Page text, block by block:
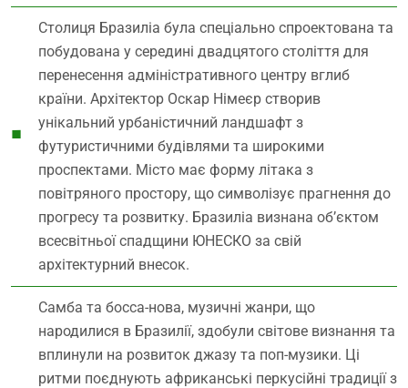
Столиця Бразиліа була спеціально спроектована та
побудована у середині двадцятого століття для
перенесення адміністративного центру вглиб
країни. Архітектор Оскар Німеєр створив
унікальний урбаністичний ландшафт з
футуристичними будівлями та широкими
проспектами. Місто має форму літака з
повітряного простору, що символізує прагнення до
прогресу та розвитку. Бразиліа визнана об’єктом
всесвітньої спадщини ЮНЕСКО за свій
архітектурний внесок.
Самба та босса-нова, музичні жанри, що
народилися в Бразилії, здобули світове визнання та
вплинули на розвиток джазу та поп-музики. Ці
ритми поєднують африканські перкусійні традиції з